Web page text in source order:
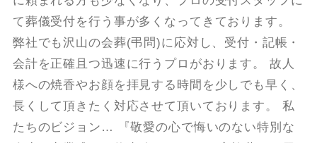
て葬儀受付を行う事が多くなってきております。
弊社でも沢山の会葬(弔問)に応対し、受付・記帳・
会計を正確且つ迅速に行うプロがおります。 故人
様への焼香やお顔を拝見する時間を少しでも早く、
長くして頂きたく対応させて頂いております。 私
たちのビジョン… 『敬愛の心で悔いのない特別な